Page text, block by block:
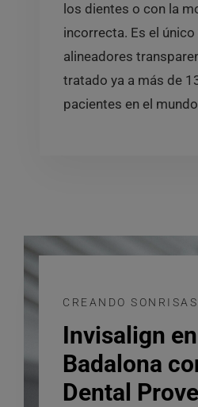
los dientes o con la
incorrecta. Es el
alineadores
tratado ya a más de
pacientes en el
CREANDO SONRISAS
Invisalign en
Badalona
Dental